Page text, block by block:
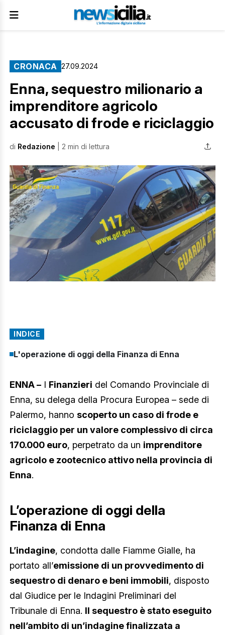
CRONACA 27.09.2024
Enna, sequestro milionario a
imprenditore agricolo
accusato di frode e riciclaggio
di Redazione | 2 min di lettura
INDICE
L'operazione di oggi della Finanza di Enna
ENNA – I Finanzieri del Comando Provinciale di
Enna, su delega della Procura Europea – sede di
Palermo, hanno scoperto un caso di frode e
riciclaggio per un valore complessivo di circa
170.000 euro, perpetrato da un imprenditore
agricolo e zootecnico attivo nella provincia di
Enna.
L’operazione di oggi della
Finanza di Enna
L’indagine, condotta dalle Fiamme Gialle, ha
portato all’emissione di un provvedimento di
sequestro di denaro e beni immobili, disposto
dal Giudice per le Indagini Preliminari del
Tribunale di Enna. Il sequestro è stato eseguito
nell’ambito di un’indagine finalizzata a